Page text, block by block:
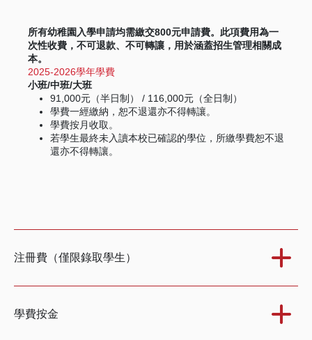
所有幼稚園入學申請均需繳交800元申請費。此項費用為一
次性收費，不可退款、不可轉讓，用於涵蓋招生管理相關成
本。
2025-2026學年學費
小班/中班/大班
91,000元（半日制） / 116,000元（全日制）
學費一經繳納，恕不退還亦不得轉讓。
學費按月收取。
若學生最終未入讀本校已確認的學位，所繳學費恕不退
還亦不得轉讓。
注冊費（僅限錄取學生）
學費按金